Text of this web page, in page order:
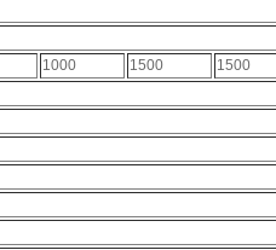
1000 1500
1500